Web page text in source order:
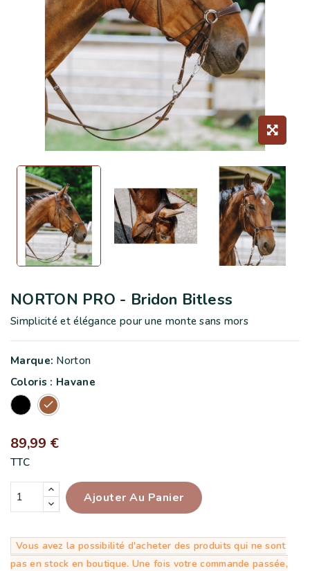
NORTON PRO - Bridon Bitless
Simplicité et élégance pour une monte sans mors
Marque: Norton
Coloris : Havane
Noir Havane
89,99 €
TTC
Ajouter Au Panier
Vous avez la possibilité d'acheter des produits qui ne sont
pas en stock en boutique. Une fois votre commande passée,